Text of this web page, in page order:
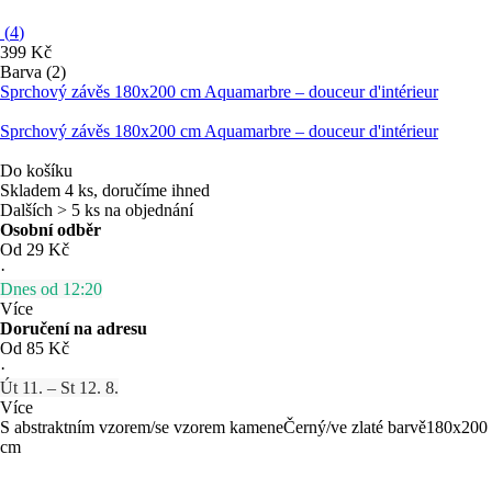
(4)
399 Kč
Barva (2)
Sprchový závěs 180x200 cm Aquamarbre – douceur d'intérieur
Sprchový závěs 180x200 cm Aquamarbre – douceur d'intérieur
Do košíku
Skladem 4 ks, doručíme ihned
Dalších > 5 ks na objednání
Osobní odběr
Od 29 Kč
·
Dnes od 12:20
Více
Doručení na adresu
Od 85 Kč
·
Út 11. – St 12. 8.
Více
S abstraktním vzorem/se vzorem kameneČerný/ve zlaté barvě180x200
cm